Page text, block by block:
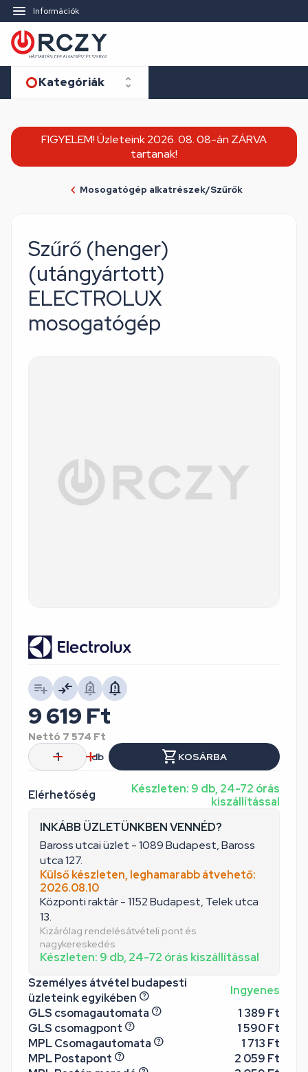
Információk
Kategóriák
FIGYELEM! Üzleteink 2026. 08. 08-án ZÁRVA
tartanak!
Mosogatógép alkatrészek/Szűrők
Szűrő (henger)
(utángyártott)
ELECTROLUX
mosogatógép
Elérhetőség
Készleten: 9 db, 24-72 órás
kiszállítással
INKÁBB ÜZLETÜNKBEN VENNÉD?
Baross utcai üzlet - 1089 Budapest, Baross
utca 127.
Külső készleten, leghamarabb átvehető:
2026.08.10
Központi raktár - 1152 Budapest, Telek utca
13.
Kizárólag rendelésátvételi pont és
nagykereskedés
Készleten: 9 db, 24-72 órás kiszállítással
Személyes átvétel budapesti
üzleteink egyikében
Ingyenes
GLS csomagautomata
1 389 Ft
GLS csomagpont
1 590 Ft
MPL Csomagautomata
1 713 Ft
MPL Postapont
2 059 Ft
9 619 Ft
Nettó 7 574 Ft
db
KOSÁRBA